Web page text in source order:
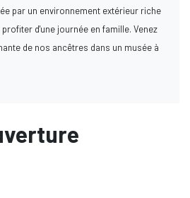
par un environnement extérieur riche
d'une journée en famille. Venez
de nos ancêtres dans un musée à